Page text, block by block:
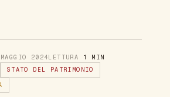
2024LETTURA
1 MIN
STATO DEL PATRIMONIO